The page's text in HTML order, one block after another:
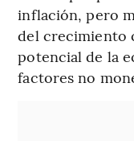
inflación, pero
del crecimiento
potencial de la
factores no